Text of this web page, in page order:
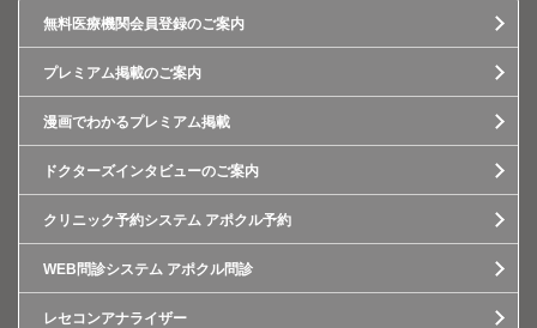
無料医療機関会員登録のご案内
プレミアム掲載のご案内
漫画でわかるプレミアム掲載
ドクターズインタビューのご案内
クリニック予約システム アポクル予約
WEB問診システム アポクル問診
レセコンアナライザー